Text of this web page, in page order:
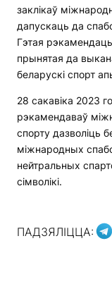
заклікаў
дапускаць да
Гэтая
прынятая да
беларускі спорт
28 сакавіка 2023
рэкамендаваў
спорту дазволіць
міжнародных
нейтральных
сімволікі.
ПАДЗЯЛІЦЦА: